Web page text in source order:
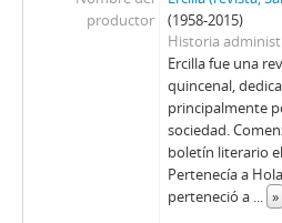
158 - Revista Ercilla.
159 - Revista Ercilla.
160 - Revista Ercilla.
161 - Revista Ercilla.
162 - Revista Ercilla.
163 - Revista Ercilla.
164 - Revista Ercilla.
165 - Revista Ercilla.
productor
(1958-2015)
Historia
Ercilla fue una
quincenal,
principalmente
sociedad.
boletín literario
Pertenecía a
perteneció a ... »